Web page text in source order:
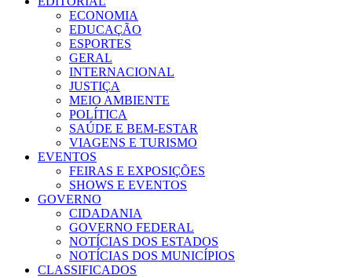
ECONOMIA
EDUCAÇÃO
ESPORTES
GERAL
INTERNACIONAL
JUSTIÇA
MEIO AMBIENTE
POLÍTICA
SAÚDE E BEM-ESTAR
VIAGENS E TURISMO
EVENTOS
FEIRAS E EXPOSIÇÕES
SHOWS E EVENTOS
GOVERNO
CIDADANIA
GOVERNO FEDERAL
NOTÍCIAS DOS ESTADOS
NOTÍCIAS DOS MUNICÍPIOS
CLASSIFICADOS